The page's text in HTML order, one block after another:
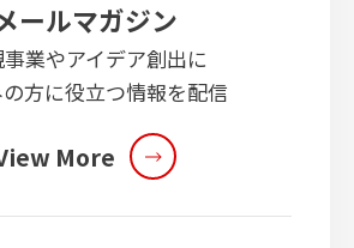
ールマガジン
業やアイデア創出に
方に役立つ情報を配信
More